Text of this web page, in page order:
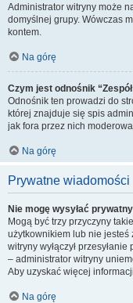
Administrator witryny może
domyślnej grupy. Wówczas
kontem.
Na górę
Czym jest odnośnik
Odnośnik ten prowadzi do
której znajduje się spis
jak fora przez nich
Na górę
Prywatne wiadomości
Nie mogę wysyłać
Mogą być trzy przyczyny
użytkownikiem lub nie
witryny wyłączył
– administrator witryny
Aby uzyskać więcej
Na górę